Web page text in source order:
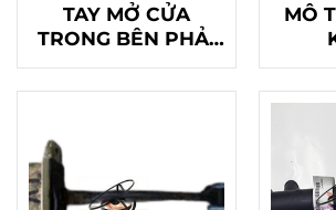
TAY MỞ CỬA
TRONG BÊN PHẢI
XE CHEVROLET
VIVANT
MÔ